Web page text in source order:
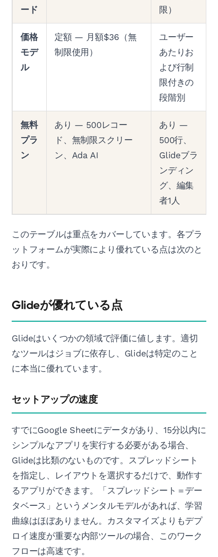
ード
限）
価格
モデ
ル
定額 — 月額$36（無
制限使用）
ユーザー
あたりお
よび行制
限付きの
段階別
無料
プラ
ン
あり — 500レコー
ド、無制限スクリー
ン、Ada AI
あり —
500行、
Glideブラ
ンディン
グ、編集
者1人
このテーブルは重点をカバーしています。各プラ
ットフォームが実際により優れている点は次のと
おりです。
Glideが優れている点
Glideはいくつかの領域で評価に値します。適切
なツールはジョブに依存し、Glideは特定のこと
に本当に優れています。
セットアップの速度
すでにGoogle Sheetにデータがあり、15分以内に
シンプルなアプリを実行する必要がある場合、
Glideは比類のないものです。スプレッドシート
を指定し、レイアウトを選択するだけで、動作す
るアプリができます。「スプレッドシート＝デー
タベース」というメンタルモデルがあれば、学習
曲線はほぼありません。カスタマイズよりもデプ
ロイ速度が重要な内部ツールの場合、このワーク
フローは高速です。